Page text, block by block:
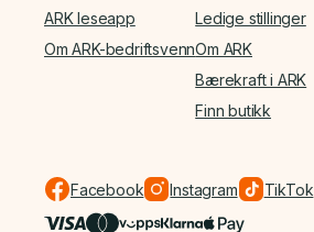
ARK leseapp
Om ARK-bedriftsvenn
Ledige stillinger
Om ARK
Bærekraft i ARK
Finn butikk
Facebook Instagram TikTok